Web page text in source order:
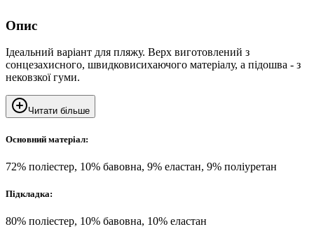
Опис
Ідеальний варіант для пляжу. Верх виготовлений з
сонцезахисного, швидковисихаючого матеріалу, а підошва - з
нековзкої гуми.
Читати більше
Основний матеріал:
72% поліестер, 10% бавовна, 9% еластан, 9% поліуретан
Підкладка:
80% поліестер, 10% бавовна, 10% еластан